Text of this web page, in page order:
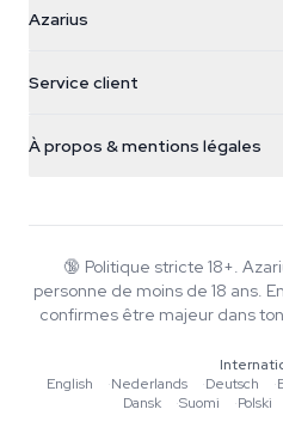
Galvaniweg 11
Nederland
+31(0)204897914
Azarius
Smokeshop
Service client
Politique de retour
Politique de confidentialité
À propos & mentions légales
Wiki
Musique
Normes éditoriales
Outils & Calculateurs
🔞 Politique stricte 18+.
personne de moins de 18 ans.
confirmes être majeur dans
English
·Nederlands ·Deutsch ·
Dansk
·Suomi ·Polski